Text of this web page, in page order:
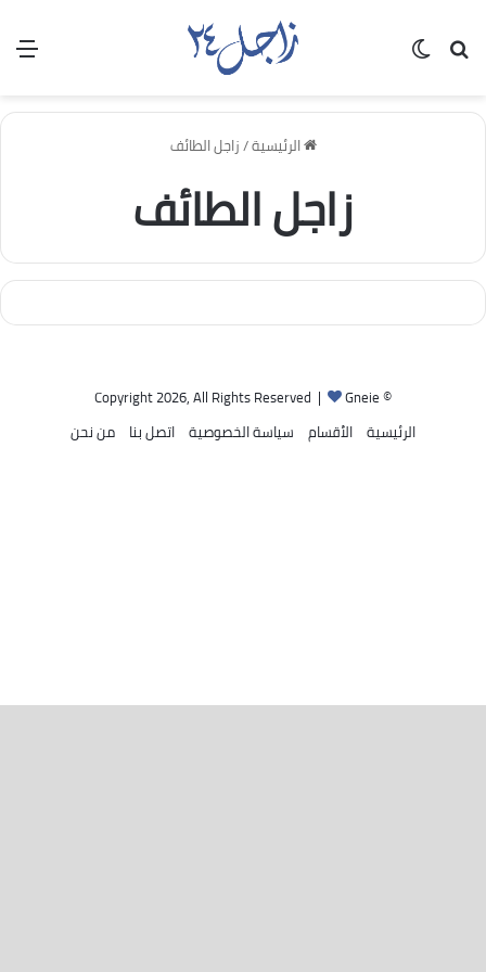
بحث عن
الرئيسية/زاجل الطائف
زاجل الطائف
© Copyright 2026, All Rights Reserved |
Gneie
الرئيسية الأقسام سياسة الخصوصية اتصل بنا من نحن